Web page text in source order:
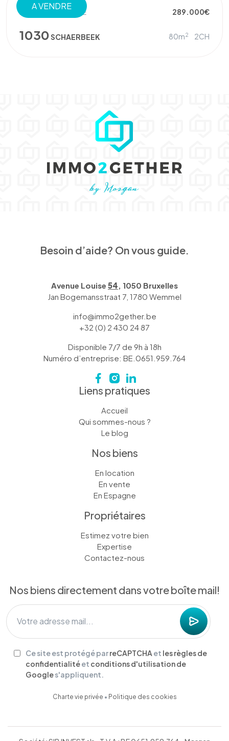
A VENDRE
REZ-DE-CHAUSSÉE 289.000€
1030SCHAERBEEK 80m2 2CH
Besoin d’aide? On vous guide.
Avenue Louise 54 , 1050 Bruxelles
Jan Bogemansstraat 7, 1780 Wemmel
info@immo2gether.be
+32 (0) 2 430 24 87
Disponible 7/7 de 9h à 18h
Numéro d’entreprise: BE.0651.959.764
Liens pratiques
Accueil
Qui sommes-nous ?
Le blog
Nos biens
En location
En vente
En Espagne
Propriétaires
Estimez votre bien
Expertise
Contactez-nous
Nos biens directement dans votre boîte mail!
Ce site est protégé parreCAPTCHA et les règles de
confidentialitéet conditions d'utilisation de
Googles'appliquent.
Charte vie privée • Politique des cookies